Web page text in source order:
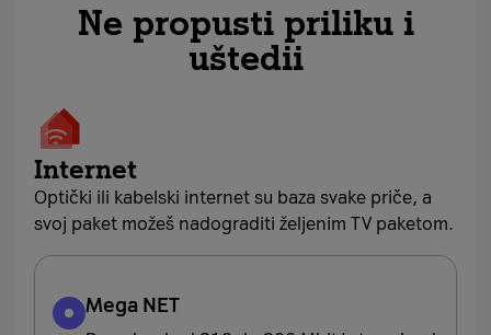
Ne propusti priliku i
uštedii
Internet
Optički ili kabelski internet su baza svake priče, a
svoj paket možeš nadograditi željenim TV paketom.
Mega NET